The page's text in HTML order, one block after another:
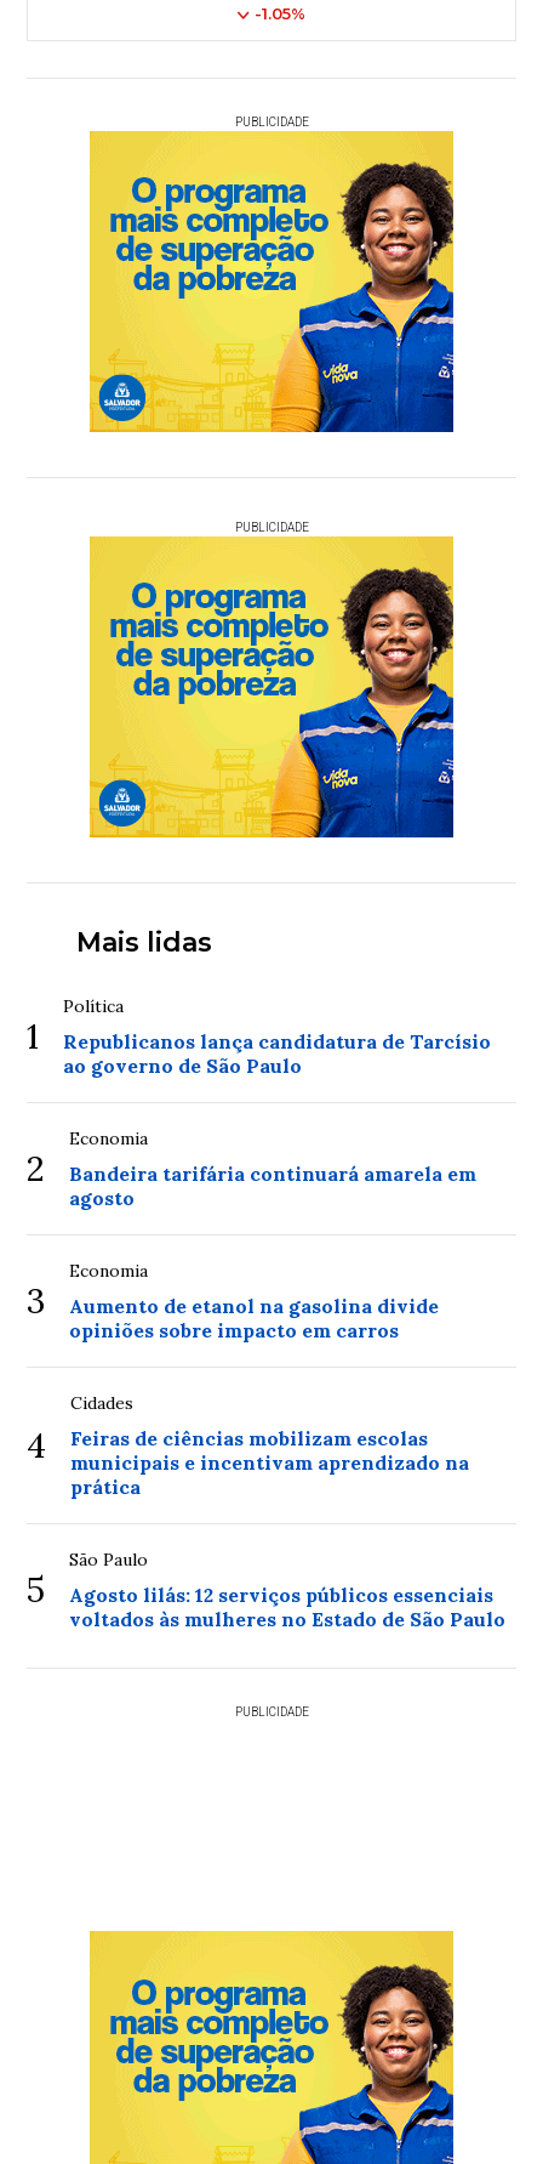
-1.05%
PUBLICIDADE
PUBLICIDADE
Mais lidas
1
Política
Republicanos lança candidatura de Tarcísio
ao governo de São Paulo
2
Economia
Bandeira tarifária continuará amarela em
agosto
3
Economia
Aumento de etanol na gasolina divide
opiniões sobre impacto em carros
4
Cidades
Feiras de ciências mobilizam escolas
municipais e incentivam aprendizado na
prática
5
São Paulo
Agosto lilás: 12 serviços públicos essenciais
voltados às mulheres no Estado de São Paulo
PUBLICIDADE